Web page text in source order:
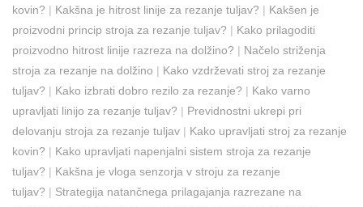
kovin? | Kakšna je hitrost linije za rezanje tuljav? | Kakšen je
proizvodni princip stroja za rezanje tuljav? | Kako prilagoditi
proizvodno hitrost linije razreza na dolžino? | Načelo striženja
stroja za rezanje na dolžino | Kako vzdrževati stroj za rezanje
tuljav? | Kako izbrati dobro rezilo za rezanje? | Kako varno
upravljati linijo za rezanje tuljav? | Previdnostni ukrepi pri
delovanju stroja za rezanje tuljav | Kako upravljati stroj za rezanje
kovin? | Kako upravljati napenjalni sistem stroja za rezanje
tuljav? | Kakšna je vloga senzorja v stroju za rezanje
tuljav? | Strategija natančnega prilagajanja razrezane na